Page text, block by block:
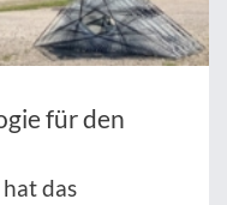
für den
das